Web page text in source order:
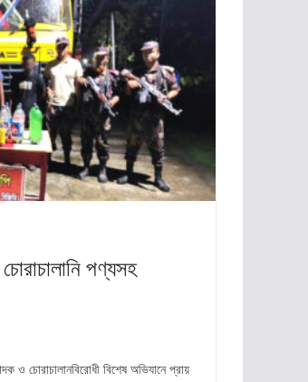
পণ্যসহ
ও চোরাচালানবিরোধী বিশেষ অভিযানে প্রায়